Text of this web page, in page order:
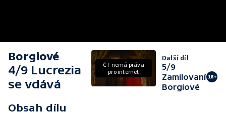
Borgiové
4/9 Lucrezia
se vdává
Obsah dílu
ČT nemá práva
pro internet
Další díl
5/9
Zamilovaní
Borgiové